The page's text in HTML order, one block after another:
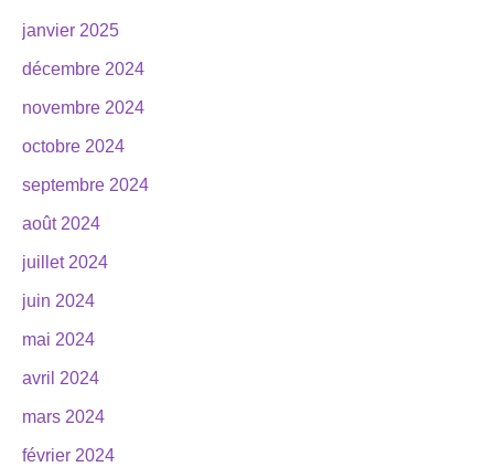
janvier 2025
décembre 2024
novembre 2024
octobre 2024
septembre 2024
août 2024
juillet 2024
juin 2024
mai 2024
avril 2024
mars 2024
février 2024